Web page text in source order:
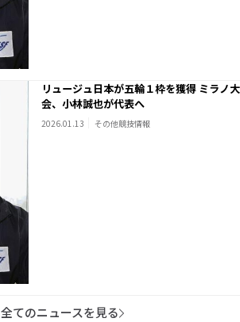
リュージュ日本が五輪１枠を獲得 ミラノ大
会、小林誠也が代表へ
2026.01.13 その他競技情報
全てのニュースを見る